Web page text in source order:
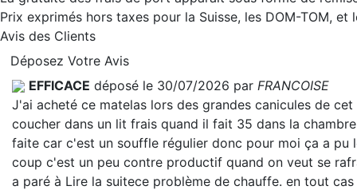
Prix exprimés hors taxes pour la Suisse, les DOM-TOM,
Avis des Clients
Déposez Votre Avis
EFFICACE déposé le 30/07/2026 par FRANCOISE
J'ai acheté ce matelas lors des grandes canicules de
coucher dans un lit frais quand il fait 35 dans la
faite car c'est un souffle régulier donc pour moi ça a
coup c'est un peu contre productif quand on veut se
a paré à Lire la suitece problème de chauffe. en tout